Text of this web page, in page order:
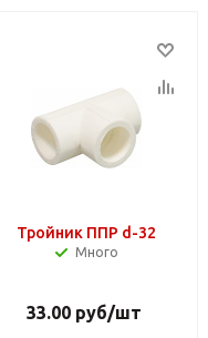
Тройник ППР d-32
Много
33.00 руб/шт